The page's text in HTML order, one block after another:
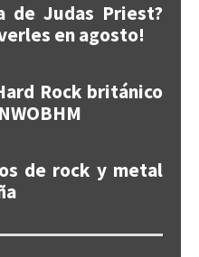
de Judas Priest?
en agosto!
Rock británico
de rock y metal